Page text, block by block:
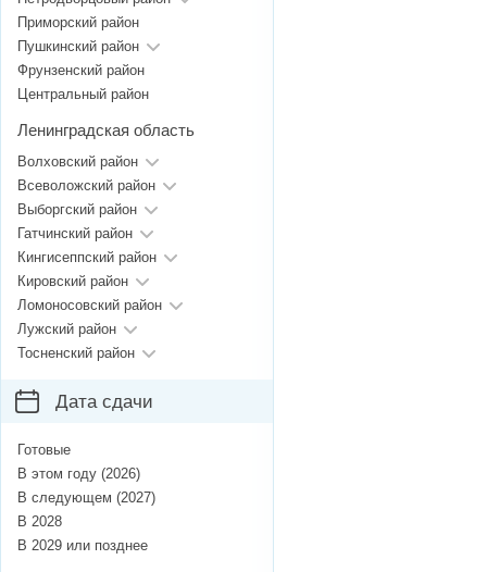
Приморский район
Пушкинский район
Фрунзенский район
Центральный район
Ленинградская область
Волховский район
Всеволожский район
Выборгский район
Гатчинский район
Кингисеппский район
Кировский район
Ломоносовский район
Лужский район
Тосненский район
Дата сдачи
Готовые
В этом году (2026)
В следующем (2027)
В 2028
В 2029 или позднее